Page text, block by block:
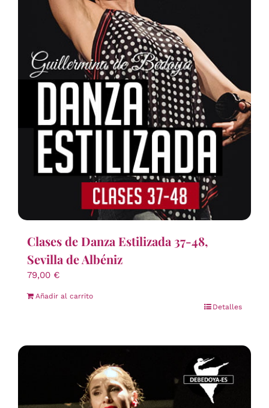
Clases de Danza Estilizada 37-48,
Sevilla de Albéniz
79,00 €
Añadir al carrito
Detalles